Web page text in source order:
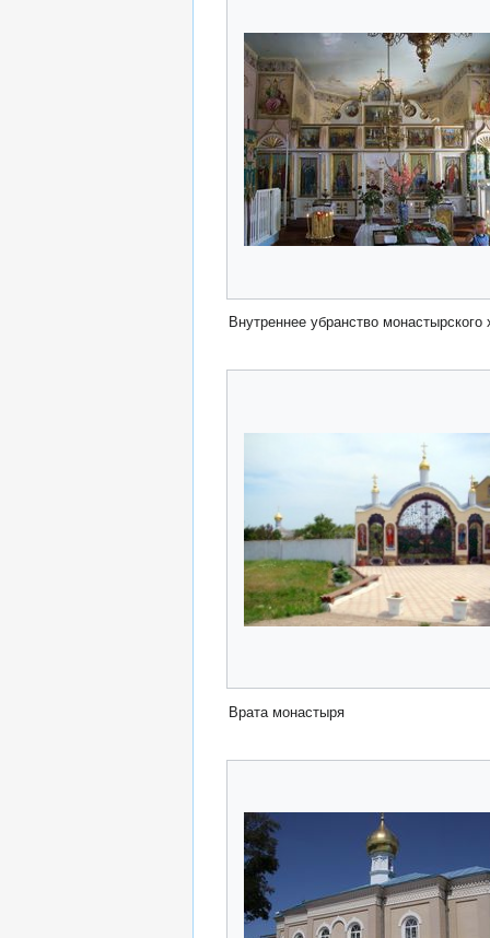
Внутреннее убранство монастырского
Врата монастыря